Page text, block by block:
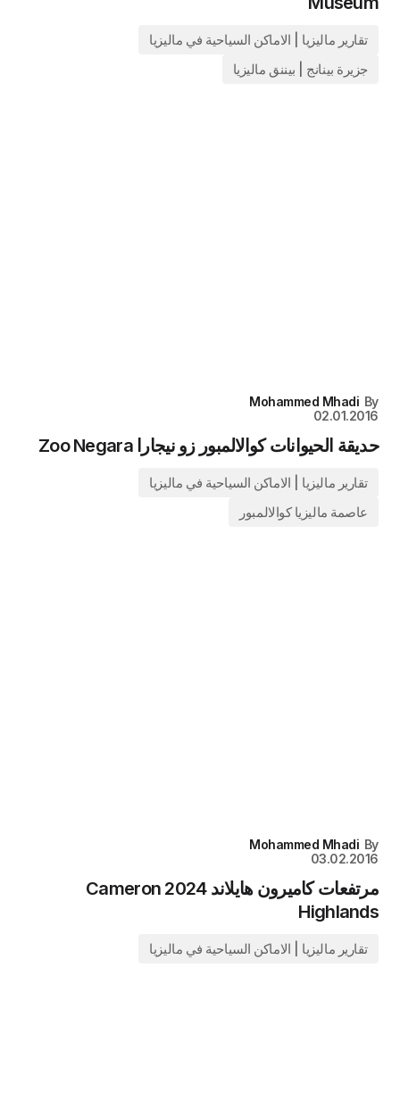
تقارير ماليزيا | الاماكن السياحية في ماليزيا
جزيرة بينانج | بيننق ماليزيا
By
Mohammed Mhadi
02.01.2016
حديقة الحيوانات كوالالمبور زو نيجارا Zoo Negara
تقارير ماليزيا | الاماكن السياحية في ماليزيا
عاصمة ماليزيا كوالالمبور
By
Mohammed Mhadi
03.02.2016
مرتفعات كاميرون هايلاند 2024 Cameron
Highlands
تقارير ماليزيا | الاماكن السياحية في ماليزيا